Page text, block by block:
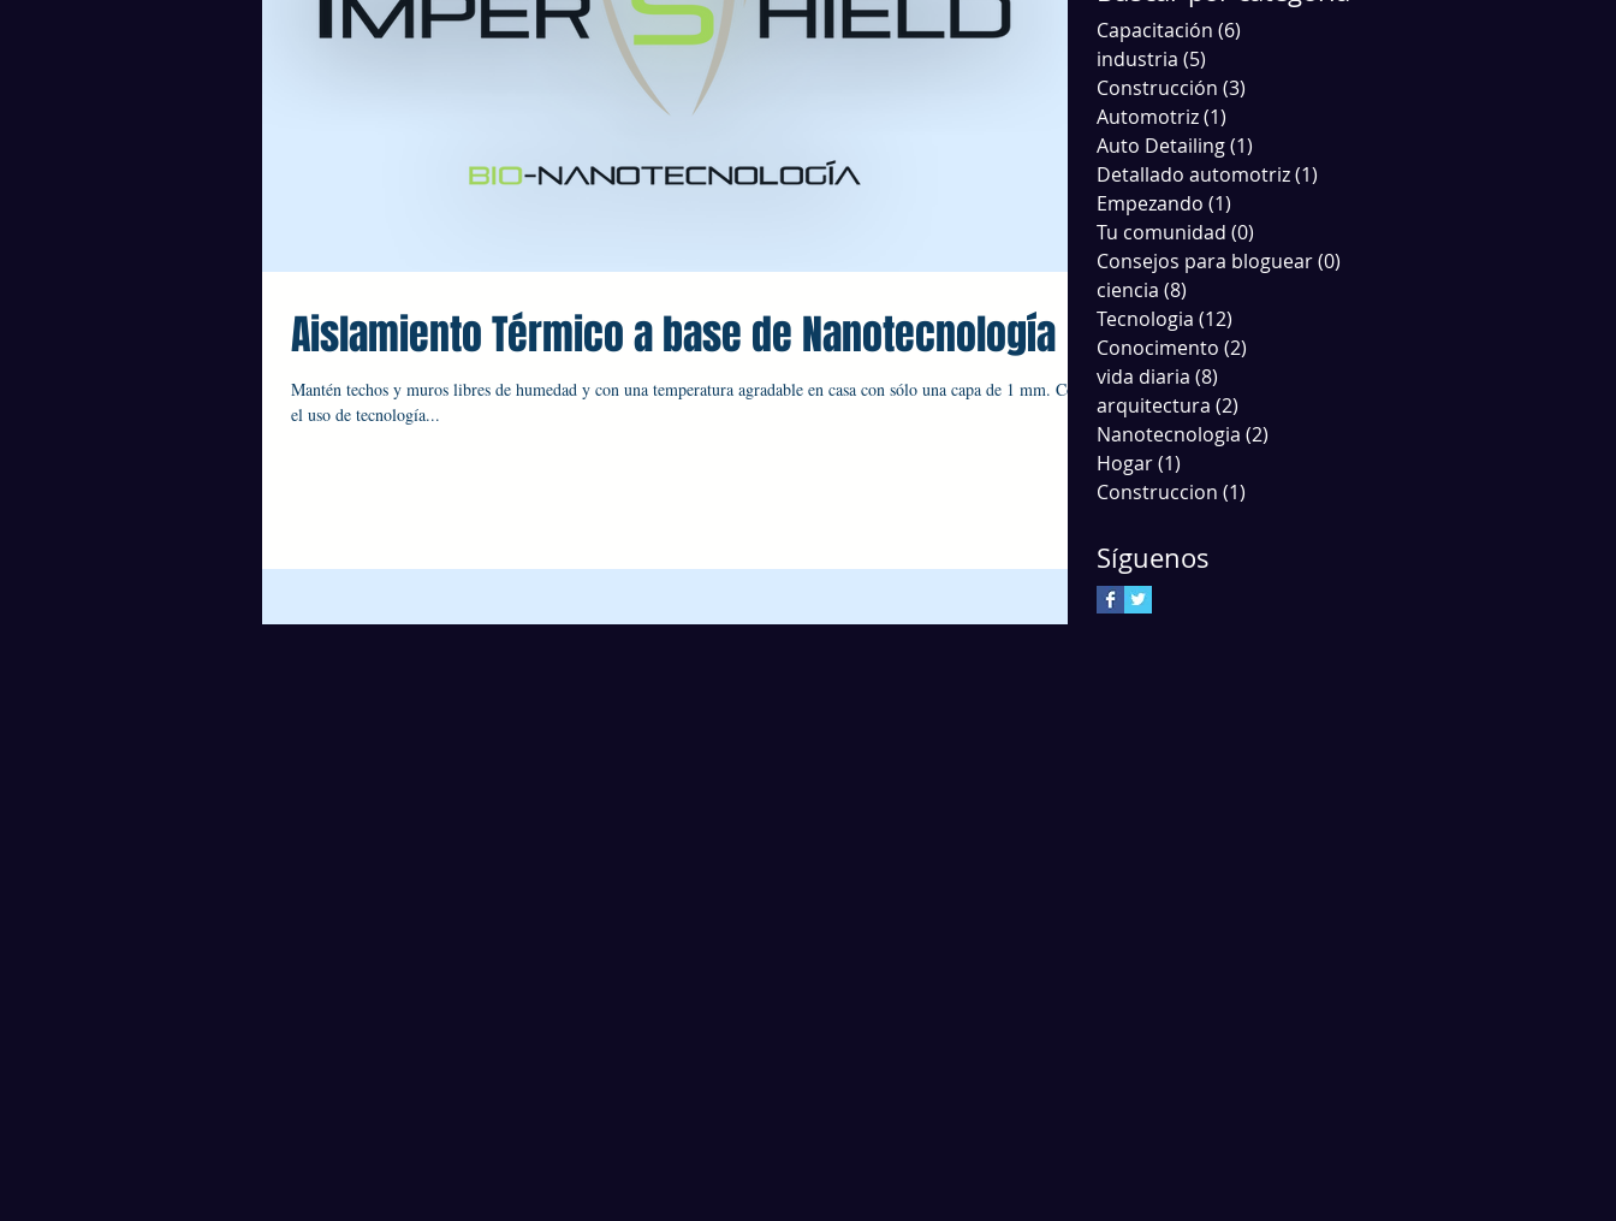
Capacitación (6)
industria (5)
Construcción (3)
Automotriz(1)
Auto Detailing(1)
Detallado automotriz(1)
Empezando (1)
Tu comunidad (0)
Consejos para bloguear(0)
ciencia (8)
Tecnologia (12)
Conocimento (2)
vida diaria (8)
arquitectura (2)
Nanotecnologia (2)
Hogar(1)
Construccion (1)
Síguenos
Aislamiento Térmico a base de Nanotecnología
Mantén techos y muros libres de humedad y con una temperatura agradable en casa con sólo una capa de 1 mm. Con
el uso de tecnología...